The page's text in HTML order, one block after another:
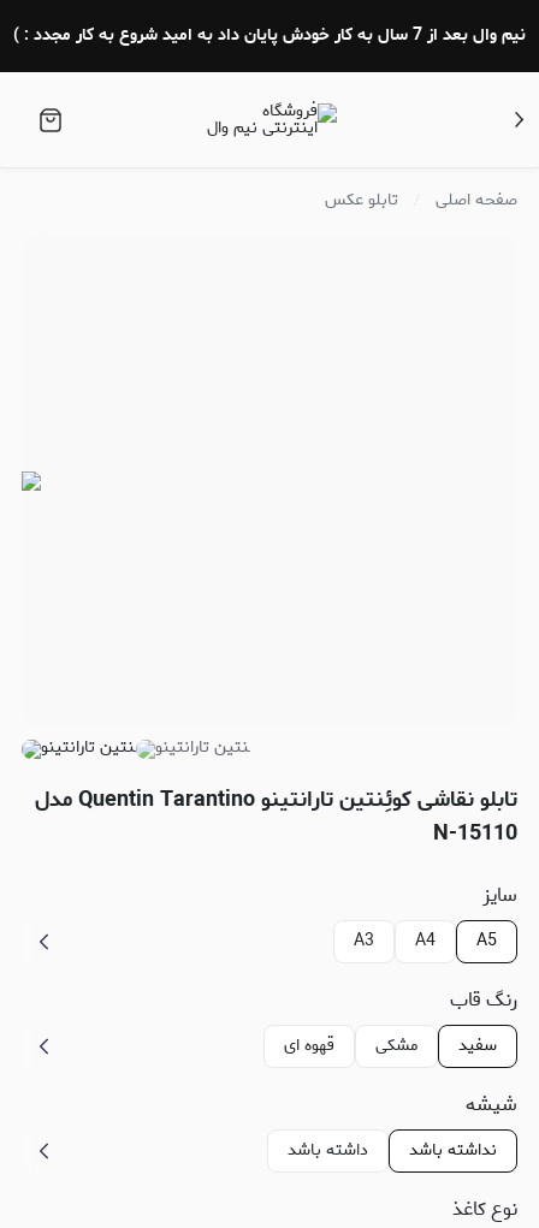
نیم وال بعد از 7 سال به کار خودش پایان داد به امید شروع به کار مجدد : )
صفحه اصلی تابلو عکس
تابلو نقاشی کوئِنتین تارانتینو Quentin Tarantino مدل
N-15110
سایز
A5
A4
A3
رنگ قاب
سفید مشکی قهوه ای
شیشه
نداشته باشد داشته باشد
نوع کاغذ